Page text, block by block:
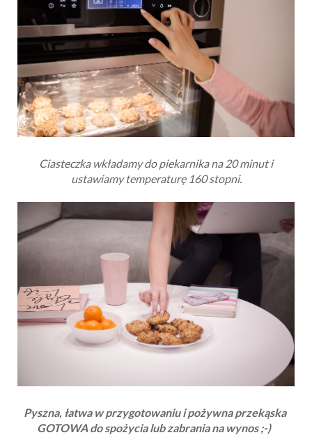
Ciasteczka wkładamy do piekarnika na 20 minut i
ustawiamy temperaturę 160 stopni.
Pyszna, łatwa w przygotowaniu i pożywna przekąska
GOTOWA do spożycia lub zabrania na wynos ;-)